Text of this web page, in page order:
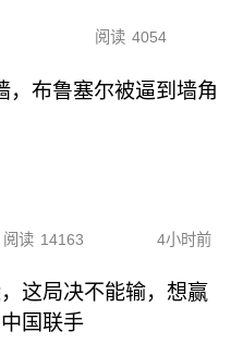
阅读 4054
，布鲁塞尔被逼到墙角
阅读 14163 4小时前
这局决不能输，想赢
国联手